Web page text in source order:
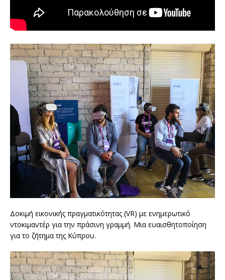
Δοκιμή εικονικής πραγματικότητας (VR) με ενημερωτικό
ντοκιμαντέρ για την πράσινη γραμμή. Μια ευαισθητοποίηση
για το ζήτημα της Κύπρου.